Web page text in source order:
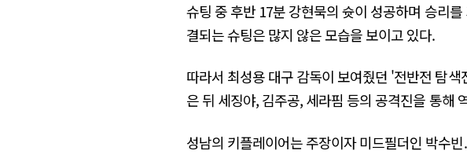
슈팅 중 후반 17분 강현묵의 슛이 성공하며 승리
결되는 슈팅은 많지 않은 모습을 보이고 있다.
따라서 최성용 대구 감독이 보여줬던 '전반전 탐
은 뒤 세징야, 김주공, 세라핌 등의 공격진을 통해
성남의 키플레이어는 주장이자 미드필더인 박수